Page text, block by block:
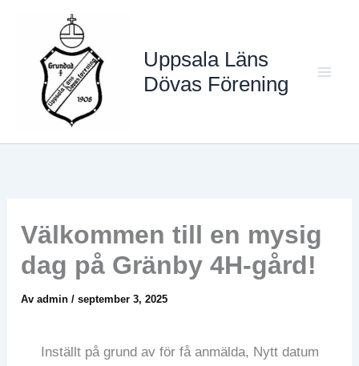
innehåll
Uppsala Läns
Dövas Förening
Välkommen till en mysig
dag på Gränby 4H-gård!
Av admin/september 3, 2025
Inställt på grund av för få anmälda, Nytt datum